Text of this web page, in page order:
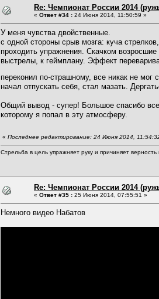
Re: Чемпионат России 2014
« Ответ #34 : 24 Июня 2014, 11:50:59 »
У меня чувства двойственные.
с одной стороны срыв мозга: куча
проходить упражнения. Скачком
выстрелы, к геймплану. Эффект
переконил по-страшному, все никак не
начал отпускать себя, стал мазать.
Общий вывод - супер! Большое спасибо
которому я попал в эту атмосферу.
« Последнее редактирование: 24 Июня 2014,
Стрельба в цель упражняет руку и причиняет верность
Re: Чемпионат России 2014
« Ответ #35 : 25 Июня 2014, 07:55:51 »
Немного видео Набатов